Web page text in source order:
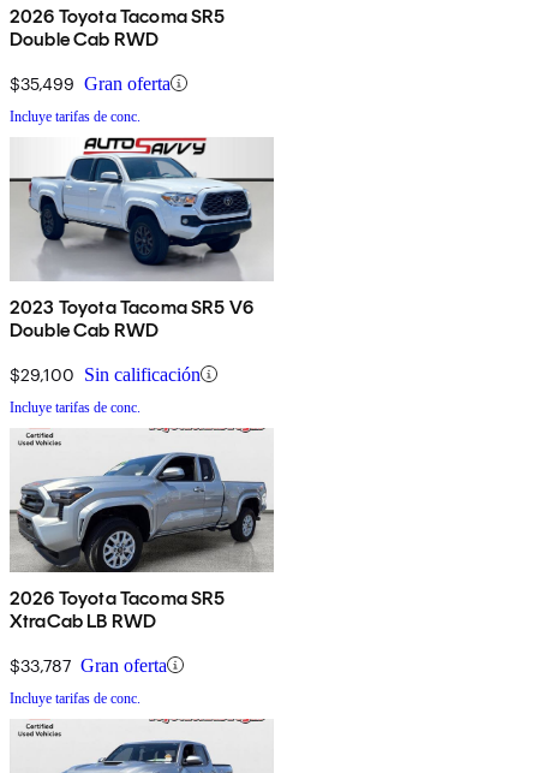
2026 Toyota Tacoma SR5
Double Cab RWD
$35,499 Gran oferta
Incluye tarifas de conc.
2023 Toyota Tacoma SR5 V6
Double Cab RWD
$29,100 Sin calificación
Incluye tarifas de conc.
2026 Toyota Tacoma SR5
XtraCab LB RWD
$33,787 Gran oferta
Incluye tarifas de conc.